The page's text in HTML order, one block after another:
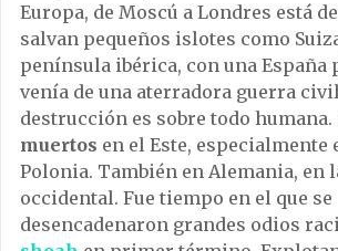
Europa, de Moscú a Londres está
salvan pequeños islotes como
península ibérica, con una España
venía de una aterradora guerra
destrucción es sobre todo humana.
muertos en el Este, especialmente
Polonia. También en Alemania, en
occidental. Fue tiempo en el que se
desencadenaron grandes odios